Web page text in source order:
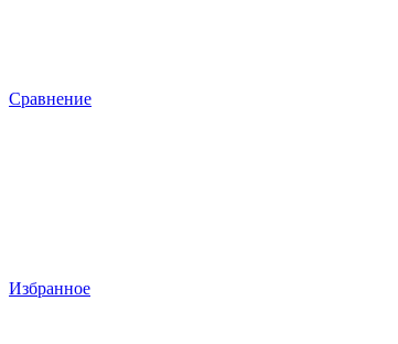
Сравнение
Избранное